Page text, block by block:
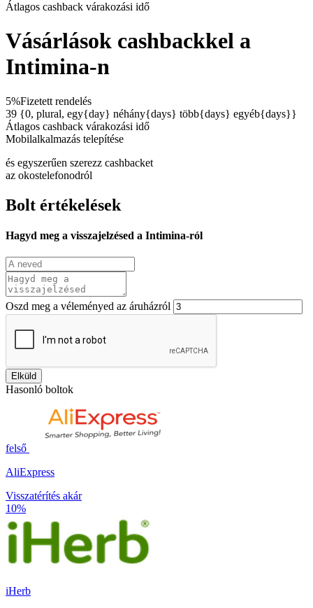
Átlagos cashback várakozási idő
Vásárlások cashbackkel a
Intimina-n
5%Fizetett rendelés
39 {0, plural, egy{day} néhány{days} több{days} egyéb{days}}
Átlagos cashback várakozási idő
Mobilalkalmazás telepítése
és egyszerűen szerezz cashbacket
az okostelefonodról
Bolt értékelések
Hagyd meg a visszajelzésed a Intimina-ról
Oszd meg a véleményed az áruházról
Elküld
Hasonló boltok
felső
AliExpress
Visszatérítés akár
10%
iHerb